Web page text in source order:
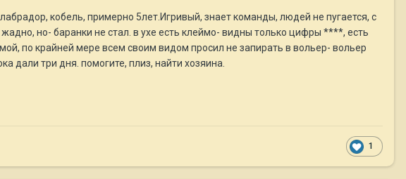
кобель, примерно 5лет.Игривый, знает команды, людей не пугается, с
но- баранки не стал. в ухе есть клеймо- видны только цифры ****, есть
по крайней мере всем своим видом просил не запирать в вольер- вольер
дали три дня. помогите, плиз, найти хозяина.
1